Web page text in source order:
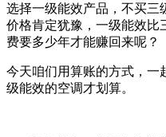
选择一级能效产品，不买三
价格肯定犹豫，一级能效比
费要多少年才能赚回来呢？
今天咱们用算账的方式，一
级能效的空调才划算。